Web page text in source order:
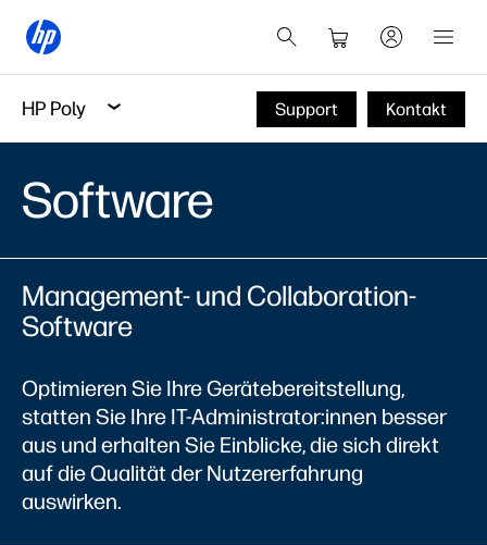
HP Poly Support Kontakt
Software
Management- und Collaboration-
Software
Optimieren Sie Ihre Gerätebereitstellung,
statten Sie Ihre IT-Administrator:innen besser
aus und erhalten Sie Einblicke, die sich direkt
auf die Qualität der Nutzererfahrung
auswirken.